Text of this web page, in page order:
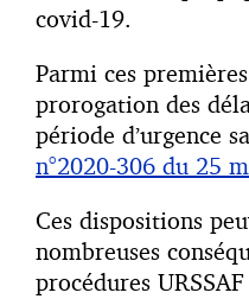
covid-19.
Parmi ces
prorogation des
période d’urgence
n°2020-306 du 25
Ces dispositions
nombreuses
procédures